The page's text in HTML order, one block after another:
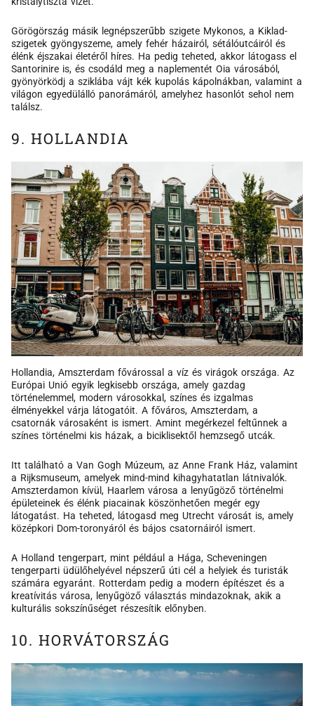
Görögörszág másik legnépszerűbb szigete Mykonos, a Kiklad-
szigetek gyöngyszeme, amely fehér házairól, sétálóutcáiról és
élénk éjszakai életéről híres. Ha pedig teheted, akkor látogass el
Santorinire is, és csodáld meg a naplementét Oia városából,
gyönyörködj a sziklába vájt kék kupolás kápolnákban, valamint a
világon egyedülálló panorámáról, amelyhez hasonlót sehol nem
találsz.
9. HOLLANDIA
Hollandia, Amszterdam fővárossal a víz és virágok országa. Az
Európai Unió egyik legkisebb országa, amely gazdag
történelemmel, modern városokkal, színes és izgalmas
élményekkel várja látogatóit. A főváros, Amszterdam, a
csatornák városaként is ismert. Amint megérkezel feltűnnek a
színes történelmi kis házak, a biciklisektől hemzsegő utcák.
Itt található a Van Gogh Múzeum, az Anne Frank Ház, valamint
a Rijksmuseum, amelyek mind-mind kihagyhatatlan látnivalók.
Amszterdamon kívül, Haarlem városa a lenyűgöző történelmi
épületeinek és élénk piacainak köszönhetően megér egy
látogatást. Ha teheted, látogasd meg Utrecht városát is, amely
középkori Dom-toronyáról és bájos csatornáiról ismert.
A Holland tengerpart, mint például a Hága, Scheveningen
tengerparti üdülőhelyével népszerű úti cél a helyiek és turisták
számára egyaránt. Rotterdam pedig a modern építészet és a
kreatívitás városa, lenyűgöző választás mindazoknak, akik a
kulturális sokszínűséget részesítik előnyben.
10. HORVÁTORSZÁG